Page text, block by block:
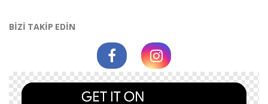
BİZİ TAKİP EDİN